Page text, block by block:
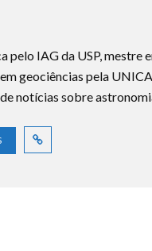
pelo IAG da USP, mestre
geociências pela
notícias sobre